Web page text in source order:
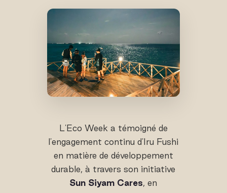
L'Eco Week a témoigné de
l'engagement continu d'Iru Fushi
en matière de développement
durable, à travers son initiative
Sun Siyam Cares, en